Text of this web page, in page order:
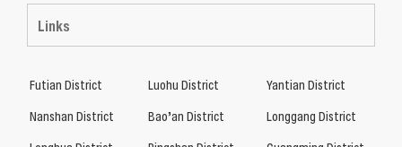
Links
Futian District Luohu District
Yantian District
Nanshan District
Bao’an District
Longgang District